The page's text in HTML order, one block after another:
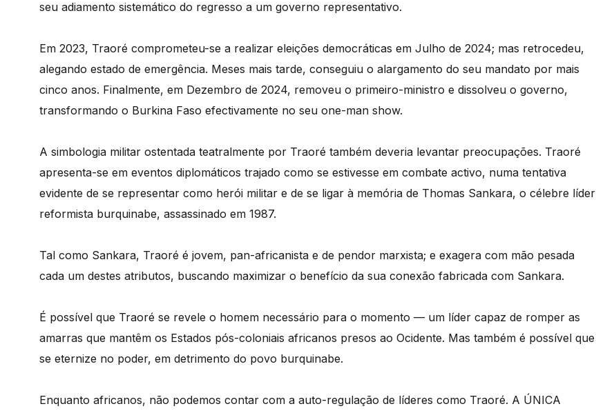
seu adiamento sistemático do regresso a um governo representativo.
Em 2023, Traoré comprometeu-se a realizar eleições democráticas em Julho de 2024; mas retrocedeu,
alegando estado de emergência. Meses mais tarde, conseguiu o alargamento do seu mandato por mais
cinco anos. Finalmente, em Dezembro de 2024, removeu o primeiro-ministro e dissolveu o governo,
transformando o Burkina Faso efectivamente no seu one-man show.
A simbologia militar ostentada teatralmente por Traoré também deveria levantar preocupações. Traoré
apresenta-se em eventos diplomáticos trajado como se estivesse em combate activo, numa tentativa
evidente de se representar como herói militar e de se ligar à memória de Thomas Sankara, o célebre líder
reformista burquinabe, assassinado em 1987.
Tal como Sankara, Traoré é jovem, pan-africanista e de pendor marxista; e exagera com mão pesada
cada um destes atributos, buscando maximizar o benefício da sua conexão fabricada com Sankara.
É possível que Traoré se revele o homem necessário para o momento — um líder capaz de romper as
amarras que mantêm os Estados pós-coloniais africanos presos ao Ocidente. Mas também é possível que
se eternize no poder, em detrimento do povo burquinabe.
Enquanto africanos, não podemos contar com a auto-regulação de líderes como Traoré. A ÚNICA